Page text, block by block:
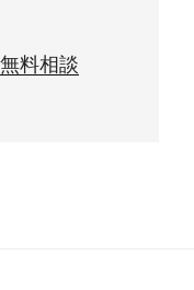
料相談